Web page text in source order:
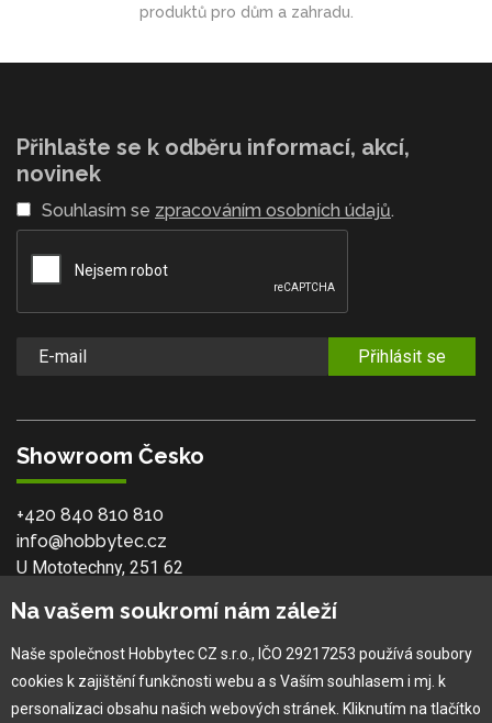
produktů pro dům a zahradu.
Přihlašte se k odběru informací, akcí,
novinek
Souhlasím se zpracováním osobních údajů.
Přihlásit se
Showroom Česko
+420 840 810 810
info@hobbytec.cz
U Mototechny, 251 62
Na vašem soukromí nám záleží
Naše společnost Hobbytec CZ s.r.o., IČO 29217253 používá soubory
cookies k zajištění funkčnosti webu a s Vaším souhlasem i mj. k
personalizaci obsahu našich webových stránek. Kliknutím na tlačítko